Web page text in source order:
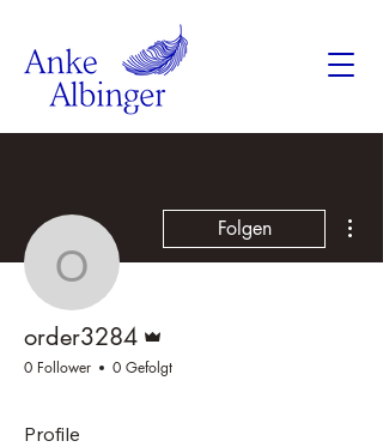
order3284
Folgen
order3284
0 Follower 0 Gefolgt
Profile